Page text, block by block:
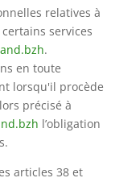
relatives à
services
.
en toute
lorsqu'il procède
précisé à
l’obligation
articles 38 et